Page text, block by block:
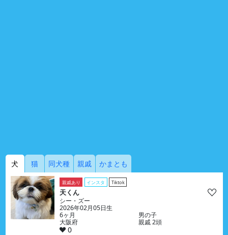
犬 猫 同犬種 親戚 かまとも
親戚あり インスタ Tiktok
天くん
シー・ズー
2026年02月05日生
6ヶ月
男の子
大阪府
親戚 2頭
0